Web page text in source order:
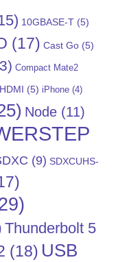
10GBASE-T (5)
(17) Cast Go (5)
Compact Mate2
HDMI (5) iPhone (4)
Node (11)
(9) SDXCUHS-
Thunderbolt 5
(18) USB